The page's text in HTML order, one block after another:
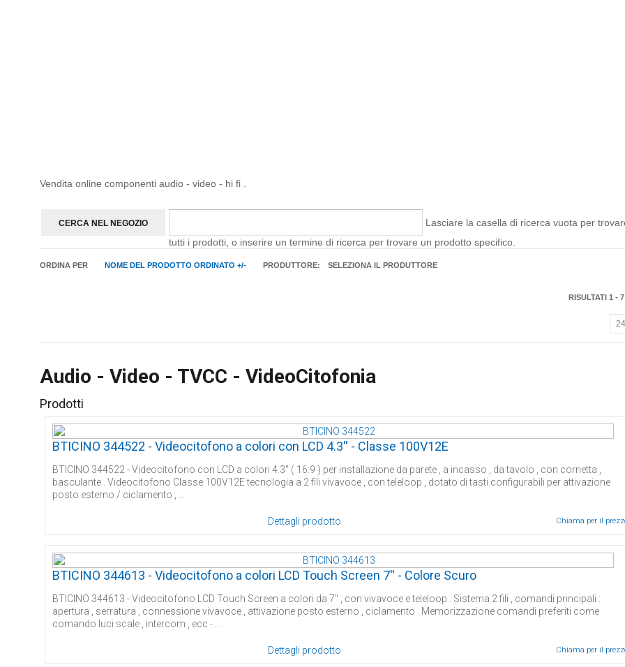
Vendita online componenti audio - video - hi fi .
Lasciare la casella di ricerca vuota per
tutti i prodotti, o inserire un termine di ricerca per trovare un prodotto specifico.
ORDINA PER NOME DEL PRODOTTO ORDINATO +/- PRODUTTORE: SELEZIONA IL PRODUTTORE
RISULTATI 1 -
Audio - Video - TVCC - VideoCitofonia
Prodotti
BTICINO 344522 - Videocitofono a colori con LCD 4.3'' - Classe 100V12E
BTICINO 344522 - Videocitofono con LCD a colori 4.3'' ( 16:9 ) per installazione da parete , a incasso , da tavolo , con cornetta ,
basculante . Videocitofono Classe 100V12E tecnologia a 2 fili vivavoce , con teleloop , dotato di tasti configurabili per attivazione
posto esterno / ciclamento , ...
Chiama per il
Dettagli prodotto
BTICINO 344613 - Videocitofono a colori LCD Touch Screen 7'' - Colore Scuro
BTICINO 344613 - Videocitofono LCD Touch Screen a colori da 7'' , con vivavoce e teleloop . Sistema 2 fili , comandi principali :
apertura , serratura , connessione vivavoce , attivazione posto esterno , ciclamento . Memorizzazione comandi preferiti come
comando luci scale , intercom , ecc - ...
Chiama per il
Dettagli prodotto